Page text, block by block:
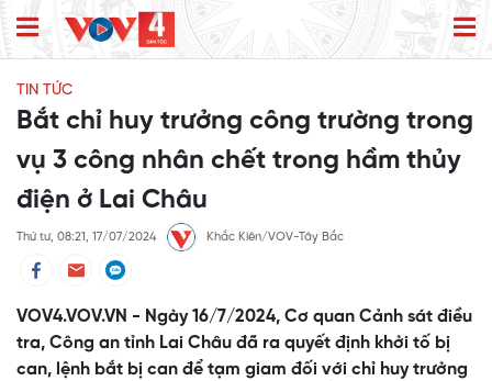
TIN TỨC
Bắt chỉ huy trưởng công trường trong
vụ 3 công nhân chết trong hầm thủy
điện ở Lai Châu
Thứ tư, 08:21, 17/07/2024 Khắc Kiên/VOV-Tây Bắc
VOV4.VOV.VN - Ngày 16/7/2024, Cơ quan Cảnh sát điều
tra, Công an tỉnh Lai Châu đã ra quyết định khởi tố bị
can, lệnh bắt bị can để tạm giam đối với chỉ huy trưởng